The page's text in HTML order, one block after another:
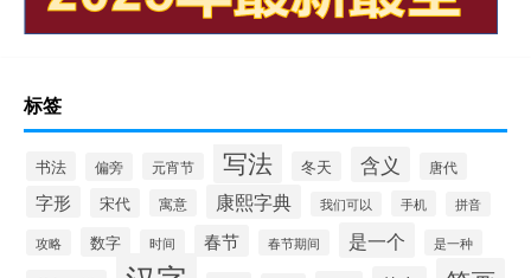
标签
书法 偏旁 元宵节 写法 冬天 含义 唐代
字形 宋代 寓意 康熙字典 我们可以 手机 拼音
攻略 数字 时间 春节 春节期间 是一个 是一种